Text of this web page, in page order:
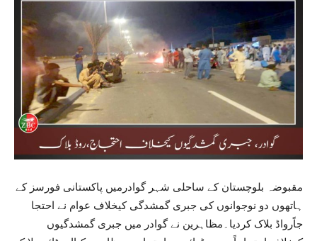
مقبوضہ بلوچستان کے ساحلی شہر گوادرمیں پاکستانی فورسز کے
ہاتھوں دو نوجوانوں کی جبری گمشدگی کیخلاف عوام نے احتجا
جاًرواڈ بلاک کردیا۔مظاہرین نے گوادر میں جبری گمشدگیوں